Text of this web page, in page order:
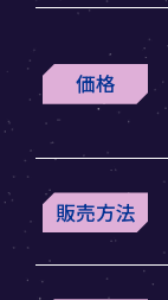
価格
販売方法